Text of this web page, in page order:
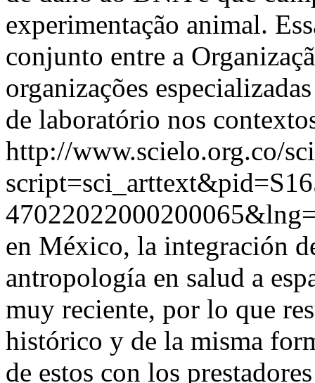
experimentação animal.
conjunto entre a
organizações
de laboratório nos
http://www.scielo.org.co/
en México, la integración
antropología en salud a
muy reciente, por lo que
histórico y de la misma
de estos con los